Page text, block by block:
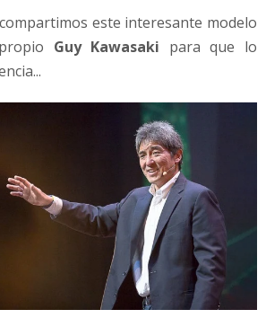
este interesante modelo
Guy Kawasaki para que lo